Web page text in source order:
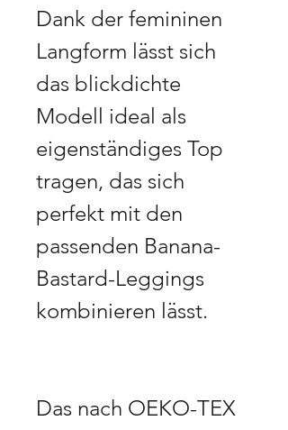
Dank der femininen
Langform lässt sich
das blickdichte
Modell ideal als
eigenständiges Top
tragen, das sich
perfekt mit den
passenden Banana-
Bastard-Leggings
kombinieren lässt.
Das nach OEKO-TEX